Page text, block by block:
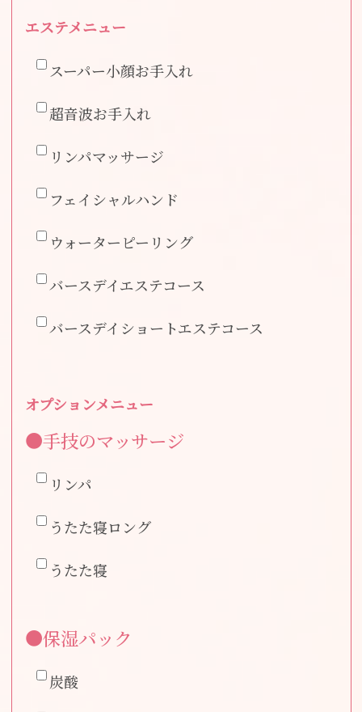
エステメニュー
スーパー小顔お手入れ
超音波お手入れ
リンパマッサージ
フェイシャルハンド
ウォーターピーリング
バースデイエステコース
バースデイショートエステコース
オプションメニュー
●手技のマッサージ
リンパ
うたた寝ロング
うたた寝
●保湿パック
炭酸